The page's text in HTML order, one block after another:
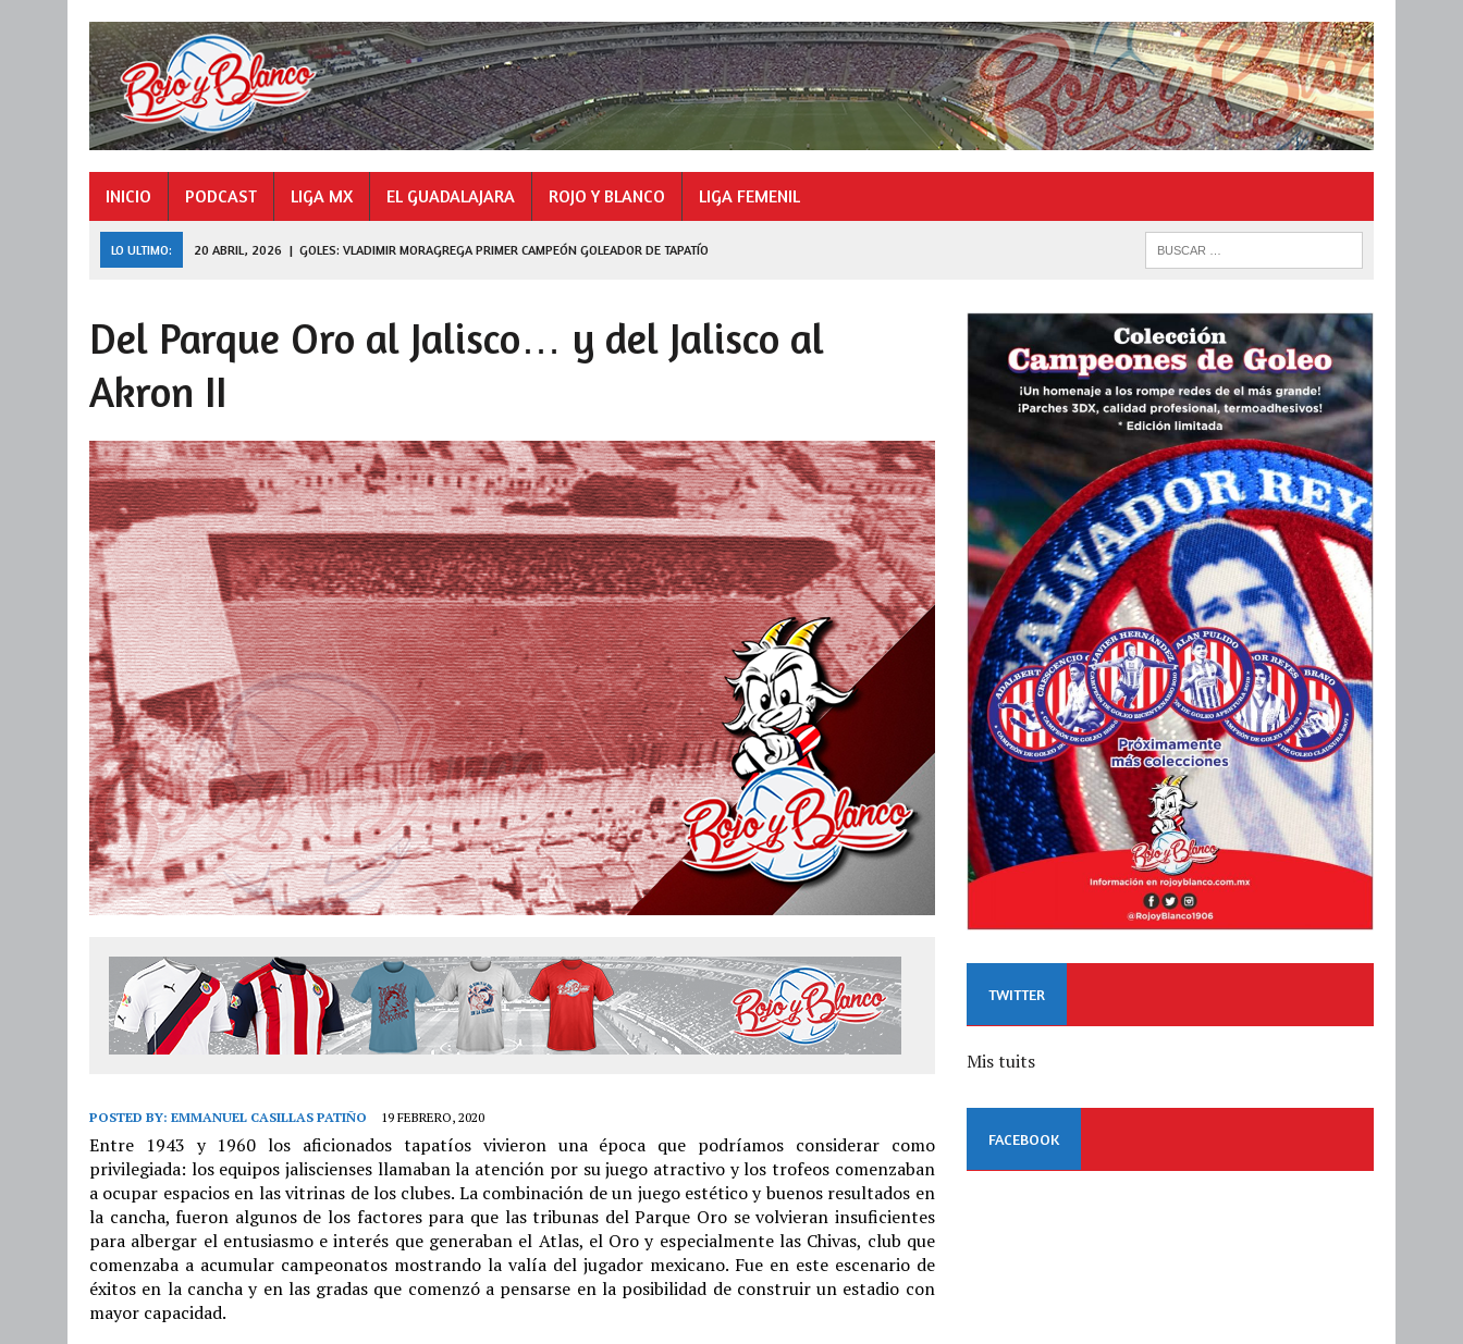
INICIO PODCAST LIGA MX EL GUADALAJARA ROJO Y BLANCO LIGA FEMENIL
LO ULTIMO: 20 ABRIL, 2026 | GOLES: VLADIMIR MORAGREGA PRIMER CAMPEÓN GOLEADOR DE TAPATÍO
27 JULIO, 2026 DE FERRAN A LEAGUES CUP
Del Parque Oro al Jalisco… y del Jalisco al
Akron II
POSTED BY: EMMANUEL CASILLAS PATIÑO 19 FEBRERO, 2020
Entre 1943 y 1960 los aficionados tapatíos vivieron una época que podríamos considerar como
privilegiada: los equipos jaliscienses llamaban la atención por su juego atractivo y los trofeos comenzaban
a ocupar espacios en las vitrinas de los clubes. La combinación de un juego estético y buenos resultados en
la cancha, fueron algunos de los factores para que las tribunas del Parque Oro se volvieran insuficientes
para albergar el entusiasmo e interés que generaban el Atlas, el Oro y especialmente las Chivas, club que
comenzaba a acumular campeonatos mostrando la valía del jugador mexicano. Fue en este escenario de
éxitos en la cancha y en las gradas que comenzó a pensarse en la posibilidad de construir un estadio con
mayor capacidad.
TWITTER
Mis tuits
FACEBOOK